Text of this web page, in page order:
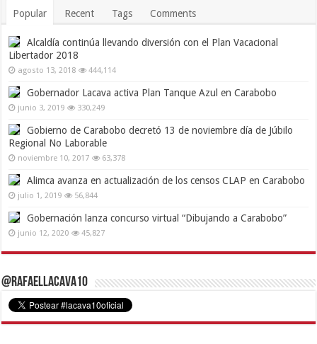
Popular Recent Tags Comments
Alcaldía continúa llevando diversión con el Plan Vacacional
Libertador 2018
agosto 13, 2018 444,114
Gobernador Lacava activa Plan Tanque Azul en Carabobo
junio 3, 2019 330,249
Gobierno de Carabobo decretó 13 de noviembre día de Júbilo
Regional No Laborable
noviembre 10, 2017 63,378
Alimca avanza en actualización de los censos CLAP en Carabobo
julio 1, 2019 56,844
Gobernación lanza concurso virtual “Dibujando a Carabobo”
junio 12, 2020 45,827
@RafaelLacava10